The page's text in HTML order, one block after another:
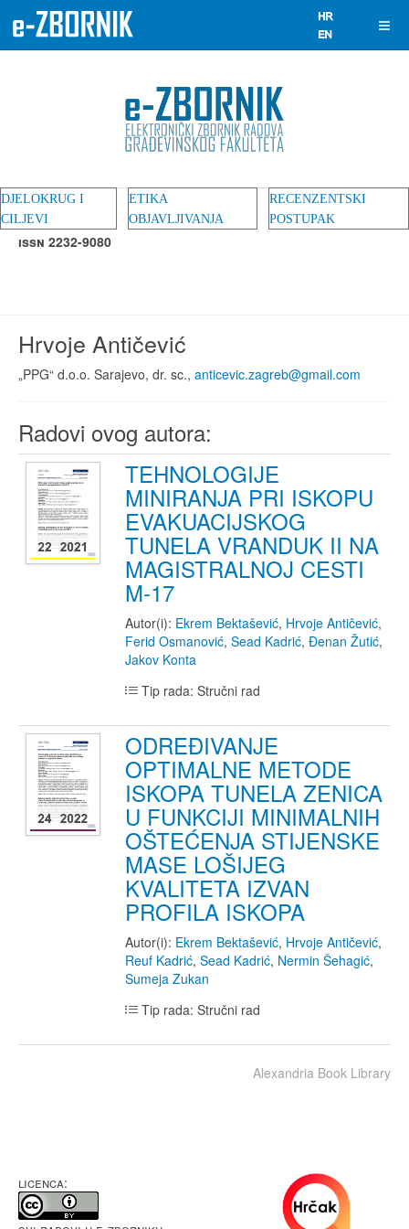
DJELOKRUG I
CILJEVI
ETIKA
OBJAVLJIVANJA
RECENZENTSKI
POSTUPAK
ISSN 2232-9080
Hrvoje Antičević
„PPG“ d.o.o. Sarajevo, dr. sc., anticevic.zagreb@gmail.com
Radovi ovog autora:
TEHNOLOGIJE
MINIRANJA PRI ISKOPU
EVAKUACIJSKOG
TUNELA VRANDUK II NA
MAGISTRALNOJ CESTI
M-17
Autor(i): Ekrem Bektašević, Hrvoje Antičević,
Ferid Osmanović, Sead Kadrić, Đenan Žutić,
Jakov Konta
Tip rada: Stručni rad
ODREĐIVANJE
OPTIMALNE METODE
ISKOPA TUNELA ZENICA
U FUNKCIJI MINIMALNIH
OŠTEĆENJA STIJENSKE
MASE LOŠIJEG
KVALITETA IZVAN
PROFILA ISKOPA
Autor(i): Ekrem Bektašević, Hrvoje Antičević,
Reuf Kadrić, Sead Kadrić, Nermin Šehagić,
Sumeja Zukan
Tip rada: Stručni rad
Alexandria Book Library
LICENCA: